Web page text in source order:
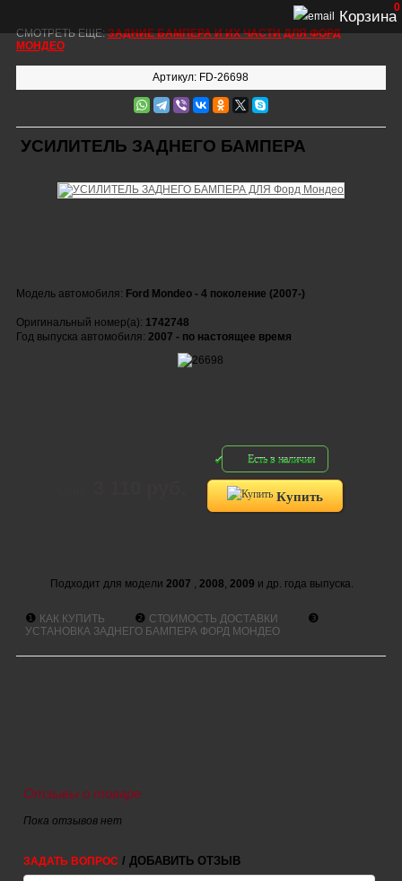
СМОТРЕТЬ ЕЩЕ:ЗАДНИЕ БАМПЕРА И ИХ ЧАСТИ ДЛЯ ФОРД
МОНДЕО
Артикул: FD-26698
УСИЛИТЕЛЬ ЗАДНЕГО БАМПЕРА
Модель автомобиля: Ford Mondeo - 4 поколение (2007-)
Оригинальный номер(а): 1742748
Год выпуска автомобиля: 2007 - по настоящее время
Есть в наличии
Купить
Подходит для модели 2007 , 2008, 2009 и др. года выпуска.
❶ КАК КУПИТЬ ❷ СТОИМОСТЬ ДОСТАВКИ ❸
УСТАНОВКА ЗАДНЕГО БАМПЕРА ФОРД МОНДЕО
Отзывы о товаре
Пока отзывов нет
ЗАДАТЬ ВОПРОС / ДОБАВИТЬ ОТЗЫВ
Корзина
0